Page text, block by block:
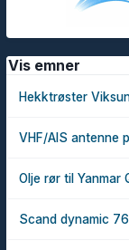
Vis emner
Hekktrøster
VHF/AIS antenne
Olje rør til Yanmar
Scand dynamic